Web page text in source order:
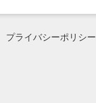
プライバシーポリシー